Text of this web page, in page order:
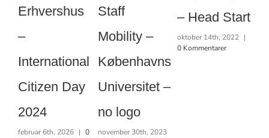
Erhvershus
–
International
Citizen Day
2024
februar 6th, 2026 | 0
Staff
Mobility –
Københavns
Universitet –
no logo
november 30th, 2023
– Head Start
oktober 14th, 2022 |
0 Kommentarer